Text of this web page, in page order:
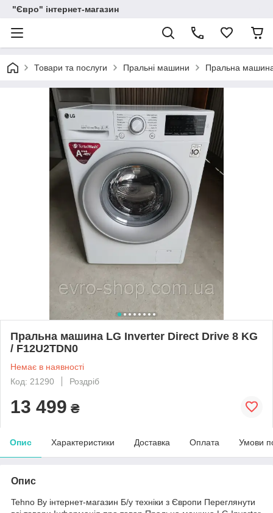
"Євро" інтернет-магазин
Товари та послуги Пральні машини Пральна
Пральна машина LG Inverter Direct Drive 8 KG
/ F12U2TDN0
Немає в наявності
Код: 21290
Роздріб
13 499 ₴
Опис Характеристики Доставка Оплата Умови
Опис
Tehno By інтернет-магазин Б/у техніки з Європи Переглянути